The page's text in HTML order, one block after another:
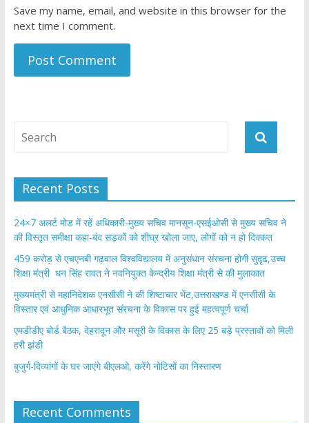
Save my name, email, and website in this browser for the
next time I comment.
Recent Posts
24×7 अलर्ट मोड में रहें अधिकारी-मुख्य सचिव मानसून-एसईओसी से मुख्य सचिव ने
की विस्तृत समीक्षा कहा-बंद सड़कों को शीघ्र खोला जाए, लोगों को न हो दिक्कत
459 करोड़ से एचएनबी गढ़वाल विश्वविद्यालय में अनुसंधान संरचना होगी सुदृढ,उच्च
शिक्षा मंत्री धन सिंह रावत ने नवनियुक्त केन्द्रीय शिक्षा मंत्री से की मुलाकात
मुख्यमंत्री से महानिदेशक एनसीसी ने की शिष्टाचार भेंट,उत्तराखण्ड में एनसीसी के
विस्तार एवं आधुनिक आधारभूत संरचना के विकास पर हुई महत्वपूर्ण चर्चा
एमडीडीए बोर्ड बैठक, देहरादून और मसूरी के विकास के लिए 25 बड़े प्रस्तावों को मिली
हरी झंडी
बुजुर्ग-दिव्यांगों के घर जाएंगे बीएलओ, करेंगे नोटिसों का निस्तारण
Recent Comments